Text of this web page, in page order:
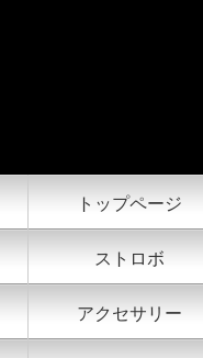
トップページ
ストロボ
アクセサリー